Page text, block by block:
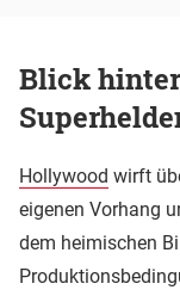
Blick
Hollywood wirft
eigenen Vorhang
dem heimischen